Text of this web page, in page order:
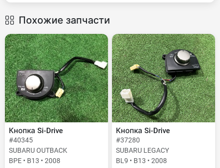
Похожие запчасти
Кнопка Si-Drive
#40345
SUBARU OUTBACK
BPE • B13 • 2008
Кнопка Si-Drive
#37280
SUBARU LEGACY
BL9 • B13 • 2008